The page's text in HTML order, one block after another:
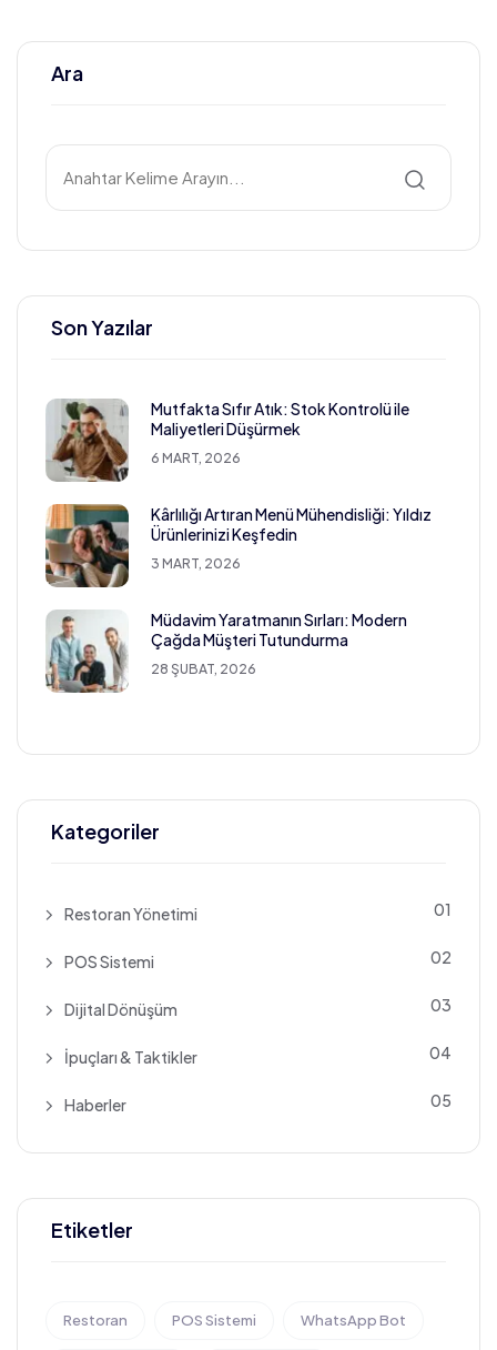
Ara
Son Yazılar
Mutfakta Sıfır Atık: Stok Kontrolü ile
Maliyetleri Düşürmek
6 MART, 2026
Kârlılığı Artıran Menü Mühendisliği: Yıldız
Ürünlerinizi Keşfedin
3 MART, 2026
Müdavim Yaratmanın Sırları: Modern
Çağda Müşteri Tutundurma
28 ŞUBAT, 2026
Kategoriler
Restoran Yönetimi 01
POS Sistemi 02
Dijital Dönüşüm 03
İpuçları & Taktikler 04
Haberler 05
Etiketler
Restoran POS Sistemi WhatsApp Bot